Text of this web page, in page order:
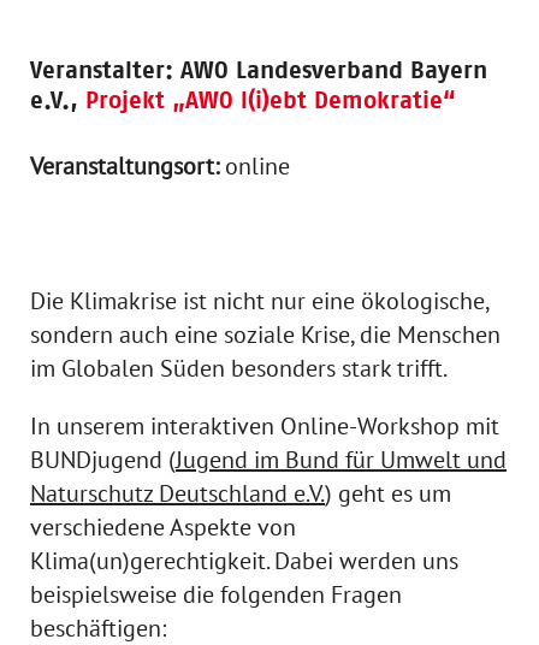
Veranstalter: AWO Landesverband Bayern
e.V., Projekt „AWO l(i)ebt Demokratie“
Veranstaltungsort:online
Die Klimakrise ist nicht nur eine ökologische,
sondern auch eine soziale Krise, die Menschen
im Globalen Süden besonders stark trifft.
In unserem interaktiven Online-Workshop mit
BUNDjugend (Jugend im Bund für Umwelt und
Naturschutz Deutschland e.V.) geht es um
verschiedene Aspekte von
Klima(un)gerechtigkeit. Dabei werden uns
beispielsweise die folgenden Fragen
beschäftigen: